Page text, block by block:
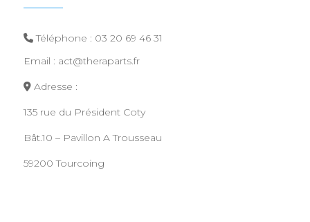
Téléphone : 03 20 69 46 31
Email : act@theraparts.fr
Adresse :
135 rue du Président Coty
Bât.10 – Pavillon A Trousseau
59200 Tourcoing